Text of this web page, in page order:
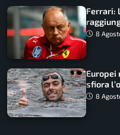
Ferrari:
8
Europei
sfiora
urlo, il
8